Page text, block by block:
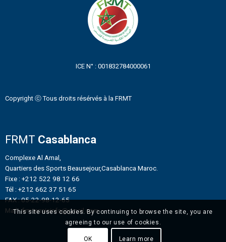
ICE N° : 001832784000061
Copyright ⓒ Tous droits résérvés à la FRMT
FRMT Casablanca
Complexe Al Amal,
Quartiers des Sports Beausejour,Casablanca Maroc.
Fixe : +212 522 98 12 66
Tél : +212 662 37 51 65
FAX : 05-22-98-12-65
Mail : frmtennisinfo@gmail.com
This site uses cookies. By continuing to browse the site, you are
agreeing to our use of cookies.
OK Learn more